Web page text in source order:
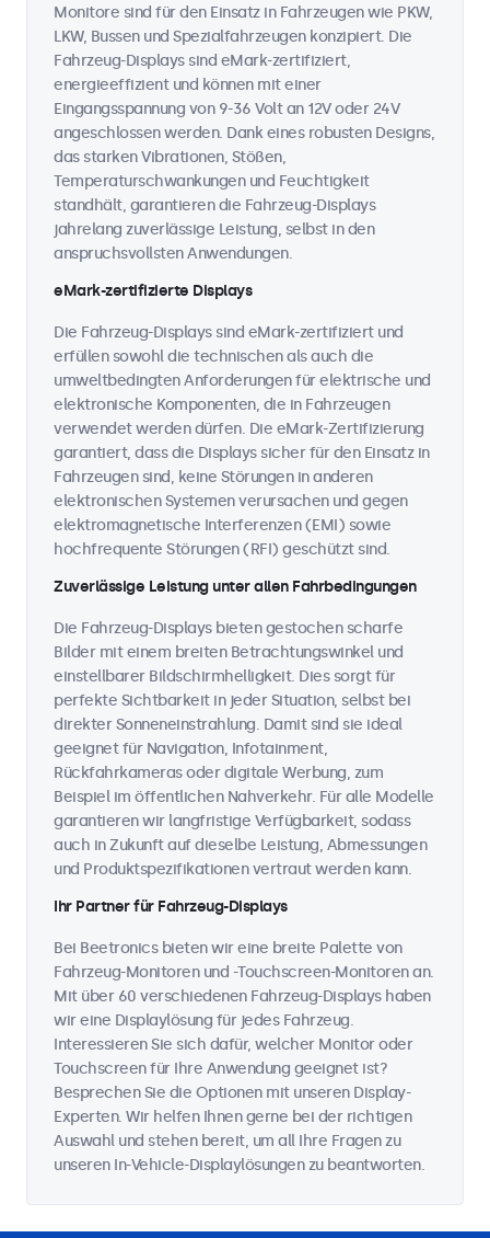
Monitore sind für den Einsatz in Fahrzeugen wie PKW,
LKW, Bussen und Spezialfahrzeugen konzipiert. Die
Fahrzeug-Displays sind eMark-zertifiziert,
energieeffizient und können mit einer
Eingangsspannung von 9-36 Volt an 12V oder 24V
angeschlossen werden. Dank eines robusten Designs,
das starken Vibrationen, Stößen,
Temperaturschwankungen und Feuchtigkeit
standhält, garantieren die Fahrzeug-Displays
jahrelang zuverlässige Leistung, selbst in den
anspruchsvollsten Anwendungen.
eMark-zertifizierte Displays
Die Fahrzeug-Displays sind eMark-zertifiziert und
erfüllen sowohl die technischen als auch die
umweltbedingten Anforderungen für elektrische und
elektronische Komponenten, die in Fahrzeugen
verwendet werden dürfen. Die eMark-Zertifizierung
garantiert, dass die Displays sicher für den Einsatz in
Fahrzeugen sind, keine Störungen in anderen
elektronischen Systemen verursachen und gegen
elektromagnetische Interferenzen (EMI) sowie
hochfrequente Störungen (RFI) geschützt sind.
Zuverlässige Leistung unter allen Fahrbedingungen
Die Fahrzeug-Displays bieten gestochen scharfe
Bilder mit einem breiten Betrachtungswinkel und
einstellbarer Bildschirmhelligkeit. Dies sorgt für
perfekte Sichtbarkeit in jeder Situation, selbst bei
direkter Sonneneinstrahlung. Damit sind sie ideal
geeignet für Navigation, Infotainment,
Rückfahrkameras oder digitale Werbung, zum
Beispiel im öffentlichen Nahverkehr. Für alle Modelle
garantieren wir langfristige Verfügbarkeit, sodass
auch in Zukunft auf dieselbe Leistung, Abmessungen
und Produktspezifikationen vertraut werden kann.
Ihr Partner für Fahrzeug-Displays
Bei Beetronics bieten wir eine breite Palette von
Fahrzeug-Monitoren und -Touchscreen-Monitoren an.
Mit über 60 verschiedenen Fahrzeug-Displays haben
wir eine Displaylösung für jedes Fahrzeug.
Interessieren Sie sich dafür, welcher Monitor oder
Touchscreen für Ihre Anwendung geeignet ist?
Besprechen Sie die Optionen mit unseren Display-
Experten. Wir helfen Ihnen gerne bei der richtigen
Auswahl und stehen bereit, um all Ihre Fragen zu
unseren In-Vehicle-Displaylösungen zu beantworten.